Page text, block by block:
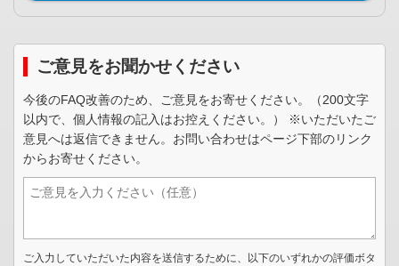
ご意見をお聞かせください
今後のFAQ改善のため、ご意見をお寄せください。（200文字
以内で、個人情報の記入はお控えください。） ※いただいたご
意見へは返信できません。お問い合わせはページ下部のリンク
からお寄せください。
ご入力していただいた内容を送信するために、以下のいずれかの評価ボタ